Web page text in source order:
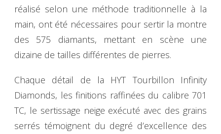
réalisé selon une méthode traditionnelle à la
main, ont été nécessaires pour sertir la montre
des 575 diamants, mettant en scène une
dizaine de tailles différentes de pierres.
Chaque détail de la HYT Tourbillon Infinity
Diamonds, les finitions raffinées du calibre 701
TC, le sertissage neige exécuté avec des grains
serrés témoignent du degré d’excellence des